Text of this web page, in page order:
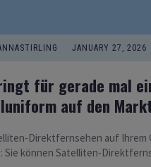
JANUARY 27, 2026
für gerade mal
auf den
Direktfernsehen auf Ihrem
Sie können Satelliten-